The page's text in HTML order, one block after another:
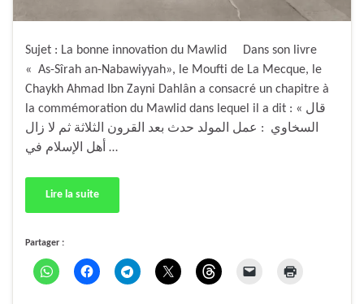
Sujet : La bonne innovation du Mawlid Dans son livre
« As-Sîrah an-Nabawiyyah», le Moufti de La Mecque, le
Chaykh Ahmad Ibn Zayni Dahlân a consacré un chapitre à
la commémoration du Mawlid dans lequel il a dit : « قال
السخاوي : عمل المولد حدث بعد القرون الثلاثة ثم لا زال
أهل الإسلام في …
Lire la suite
Partager :